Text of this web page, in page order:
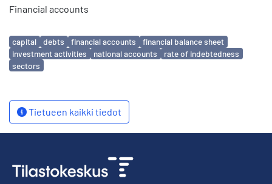
Financial accounts
Avainsanat
capital debts financial accounts
financial balance sheet
investment activities
national accounts
rate of indebtedness
sectors
Tietueen kaikki tiedot